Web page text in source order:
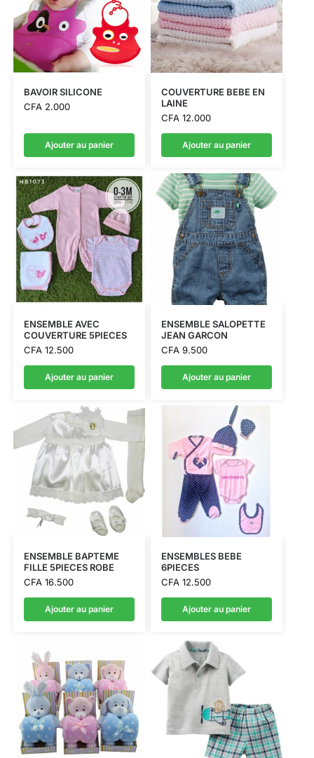
BAVOIR SILICONE
CFA2.000
Ajouter au panier
COUVERTURE BEBE EN
LAINE
CFA12.000
Ajouter au panier
ENSEMBLE AVEC
COUVERTURE 5PIECES
CFA12.500
Ajouter au panier
ENSEMBLE SALOPETTE
JEAN GARCON
CFA9.500
Ajouter au panier
ENSEMBLE BAPTEME
FILLE 5PIECES ROBE
CFA16.500
Ajouter au panier
ENSEMBLES BEBE
6PIECES
CFA12.500
Ajouter au panier